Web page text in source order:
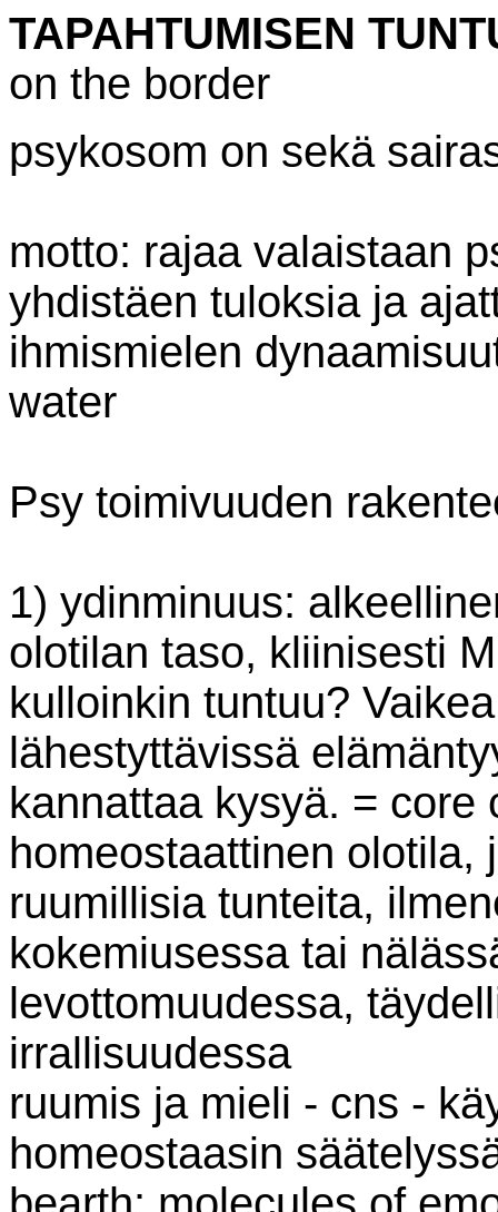
TAPAHTUMISEN
on the border
psykosom on sekä
motto: rajaa valaistaan
yhdistäen tuloksia ja
ihmismielen
water
Psy toimivuuden
1) ydinminuus:
olotilan taso, kliinisesti
kulloinkin tuntuu?
lähestyttävissä
kannattaa kysyä. = core
homeostaattinen olotila,
ruumillisia tunteita,
kokemiusessa tai
levottomuudessa,
irrallisuudessa
ruumis ja mieli - cns -
homeostaasin